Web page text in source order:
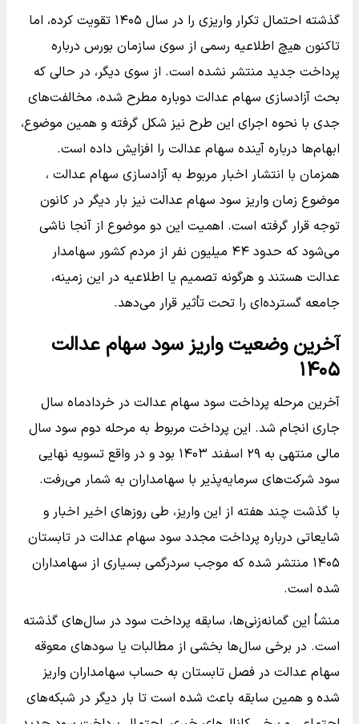
گذشته احتمال تکرار واریزی را در سال ۱۴۰۵ تقویت کرده، اما
تاکنون هیچ اطلاعیه رسمی از سوی سازمان بورس درباره
پرداخت جدید منتشر نشده است. از سوی دیگر، در حالی که
بحث آزادسازی سهام عدالت دوباره مطرح شده، مخالفت‌های
جدی با نحوه اجرای این طرح نیز شکل گرفته و همین موضوع،
ابهام‌ها درباره آینده سهام عدالت را افزایش داده است.
همزمان با انتشار اخبار مربوط به آزادسازی سهام عدالت ،
موضوع زمان واریز سود سهام عدالت نیز بار دیگر در کانون
توجه قرار گرفته است. اهمیت این دو موضوع از آنجا ناشی
می‌شود که حدود ۴۴ میلیون نفر از مردم کشور سهامدار
عدالت هستند و هرگونه تصمیم یا اطلاعیه در این زمینه،
جامعه گسترده‌ای را تحت تأثیر قرار می‌دهد.
آخرین وضعیت واریز سود سهام عدالت
۱۴۰۵
آخرین مرحله پرداخت سود سهام عدالت در خردادماه سال
جاری انجام شد. این پرداخت مربوط به مرحله دوم سود سال
مالی منتهی به ۲۹ اسفند ۱۴۰۳ بود و در واقع تسویه نهایی
سود شرکت‌های سرمایه‌پذیر با سهامداران به شمار می‌رفت.
با گذشت چند هفته از این واریز، طی روزهای اخیر اخبار و
شایعاتی درباره پرداخت مجدد سود سهام عدالت در تابستان
۱۴۰۵ منتشر شده که موجب سردرگمی بسیاری از سهامداران
شده است.
منشأ این گمانه‌زنی‌ها، سابقه پرداخت سود در سال‌های گذشته
است. در برخی سال‌ها بخشی از مطالبات یا سودهای معوقه
سهام عدالت در فصل تابستان به حساب سهامداران واریز
شده و همین سابقه باعث شده است تا بار دیگر در شبکه‌های